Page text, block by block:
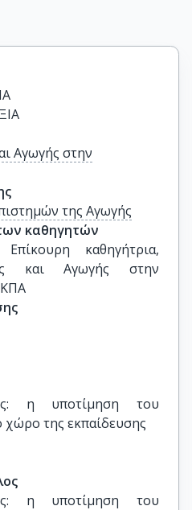
Αγωγής στην
της Αγωγής
καθηγητών
καθηγήτρια,
και Αγωγής στην
η υποτίμηση του
χώρο της εκπαίδευσης
η υποτίμηση του